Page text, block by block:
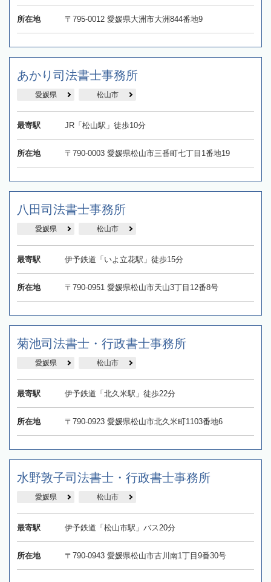
所在地 〒795-0012 愛媛県大洲市大洲844番地9
あかり司法書士事務所
愛媛県 松山市
最寄駅 JR「松山駅」徒歩10分
所在地 〒790-0003 愛媛県松山市三番町七丁目1番地19
八田司法書士事務所
愛媛県 松山市
最寄駅 伊予鉄道「いよ立花駅」徒歩15分
所在地 〒790-0951 愛媛県松山市天山3丁目12番8号
菊池司法書士・行政書士事務所
愛媛県 松山市
最寄駅 伊予鉄道「北久米駅」徒歩22分
所在地 〒790-0923 愛媛県松山市北久米町1103番地6
水野敦子司法書士・行政書士事務所
愛媛県 松山市
最寄駅 伊予鉄道「松山市駅」バス20分
所在地 〒790-0943 愛媛県松山市古川南1丁目9番30号